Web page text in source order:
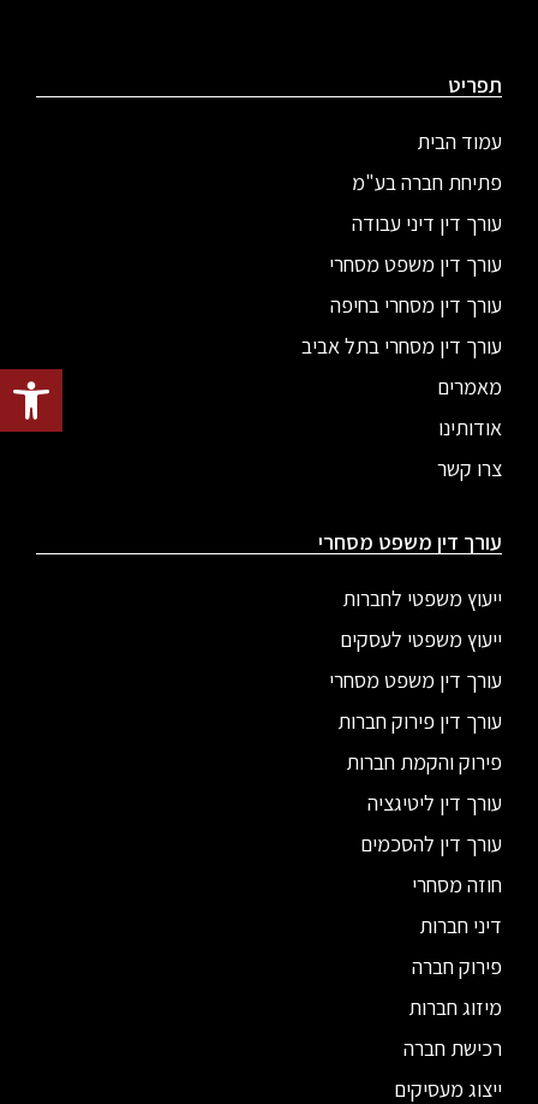
פתח
תפריט
עמוד הבית
פתיחת חברה בע"מ
עורך דין דיני עבודה
עורך דין משפט מסחרי
עורך דין מסחרי בחיפה
עורך דין מסחרי בתל אביב
מאמרים
אודותינו
צרו קשר
עורך דין משפט מסחרי
ייעוץ משפטי לחברות
ייעוץ משפטי לעסקים
עורך דין משפט מסחרי
עורך דין פירוק חברות
פירוק והקמת חברות
עורך דין ליטיגציה
עורך דין להסכמים
חוזה מסחרי
דיני חברות
פירוק חברה
מיזוג חברות
רכישת חברה
ייצוג מעסיקים